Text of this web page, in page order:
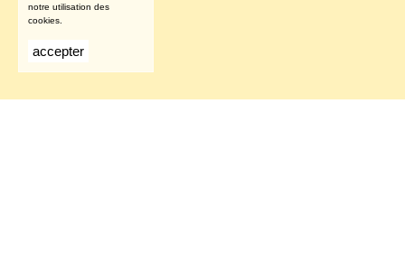
notre utilisation des
cookies.
accepter